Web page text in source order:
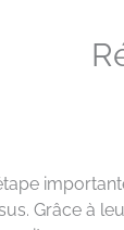
Grâce à